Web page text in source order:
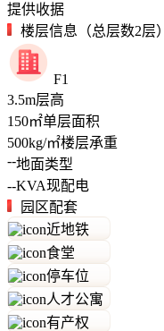
提供收据
楼层信息（总层数2层）
F1
3.5m层高
150㎡单层面积
500kg/㎡楼层承重
--地面类型
--KVA现配电
园区配套
近地铁
食堂
停车位
人才公寓
有产权